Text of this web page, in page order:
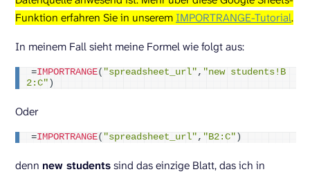
Funktion erfahren Sie in unserem IMPORTRANGE-Tutorial.
In meinem Fall sieht meine Formel wie folgt aus:
=IMPORTRANGE( "spreadsheet_url" , "new students!B
2:C" )
Oder
=IMPORTRANGE( "spreadsheet_url" , "B2:C" )
denn new studentssind das einzige Blatt, das ich in